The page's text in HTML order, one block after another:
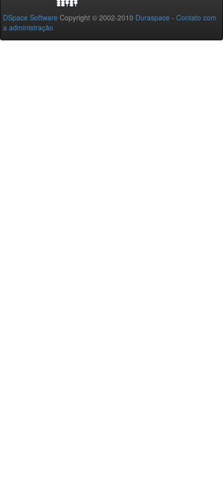
DSpace Software Copyright © 2002-2010 Duraspace - Contato com
a administração